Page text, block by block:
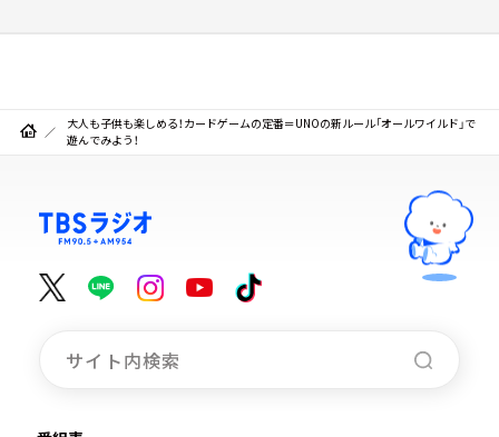
大人も子供も楽しめる！カードゲームの定番＝UNOの新ルール「オールワイルド」で
遊んでみよう！